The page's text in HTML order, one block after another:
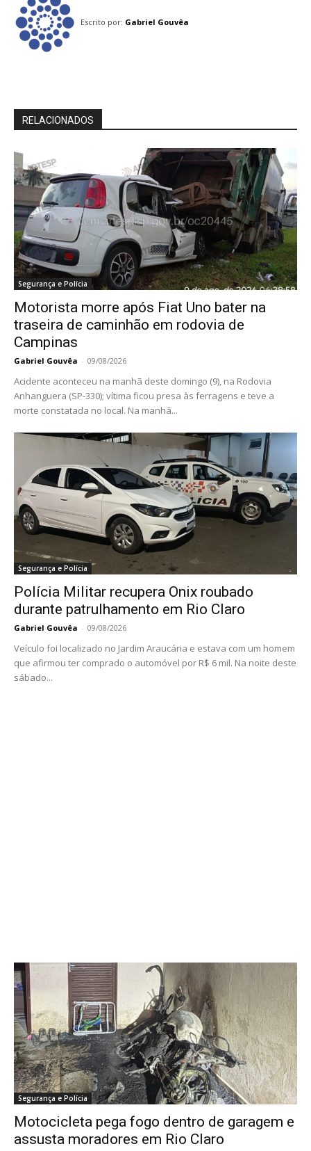
Escrito por: Gabriel Gouvêa
RELACIONADOS
Segurança e Polícia
Motorista morre após Fiat Uno bater na
traseira de caminhão em rodovia de
Campinas
Gabriel Gouvêa - 09/08/2026
Acidente aconteceu na manhã deste domingo (9), na Rodovia
Anhanguera (SP-330); vítima ficou presa às ferragens e teve a
morte constatada no local. Na manhã...
Segurança e Polícia
Polícia Militar recupera Onix roubado
durante patrulhamento em Rio Claro
Gabriel Gouvêa - 09/08/2026
Veículo foi localizado no Jardim Araucária e estava com um homem
que afirmou ter comprado o automóvel por R$ 6 mil. Na noite deste
sábado...
Segurança e Polícia
Motocicleta pega fogo dentro de garagem e
assusta moradores em Rio Claro